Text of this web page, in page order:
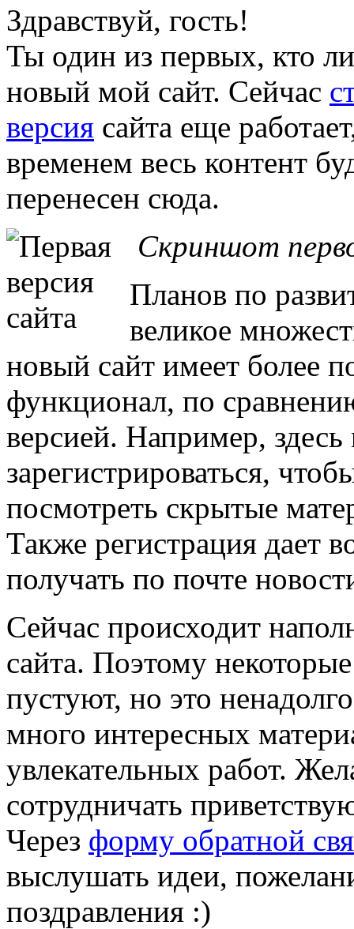
Здравствуй, гость!
Ты один из первых, кто
новый мой сайт. Сейчас
версия сайта еще
временем весь контент
перенесен сюда.
Скриншот
Планов по
великое
новый сайт имеет более
функционал, по
версией. Например,
зарегистрироваться,
посмотреть скрытые
Также регистрация дает
получать по почте
Сейчас происходит
сайта. Поэтому
пустуют, но это
много интересных
увлекательных работ.
сотрудничать
Через форму обратной
выслушать идеи,
поздравления :)